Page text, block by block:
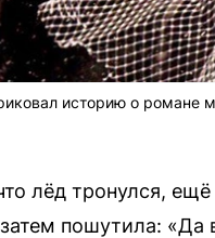
историю о романе
лёд тронулся,
пошутила: «Да